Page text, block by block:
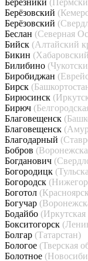
Березники
Берёзовский
Берёзовский
Беслан (Северная
Бийск (Алтайский
Бикин
Билибино
Биробиджан
Бирск
Бирюсинск
Бирюч
Благовещенск
Благовещенск
Благодарный
Бобров
Богданович
Богородицк
Богородск
Боготол
Богучар
Бодайбо (Иркутская
Бокситогорск
Болгар (Татарстан)
Бологое (Тверская
Болотное